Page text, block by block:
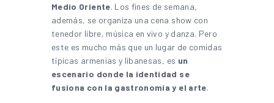
Medio Oriente. Los fines de semana,
además, se organiza una cena show con
tenedor libre, música en vivo y danza. Pero
este es mucho más que un lugar de comidas
típicas armenias y libanesas, es un
escenario donde la identidad se
fusiona con la gastronomía y el arte.